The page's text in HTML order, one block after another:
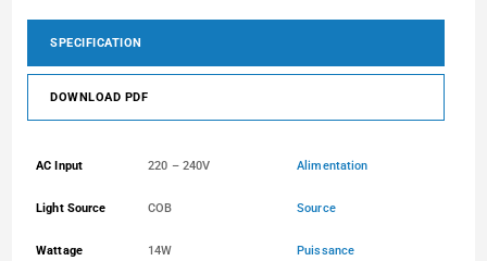
SPECIFICATION
DOWNLOAD PDF
AC Input 220 – 240V Alimentation
Light Source COB Source
Wattage 14W Puissance